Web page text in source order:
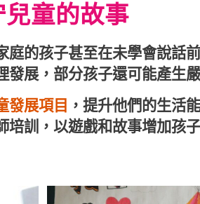
兒童的故事
的孩子甚至在未學會說話
展，部分孩子還可能產生
發展項目 ，提升他們的生活
訓，以遊戲和故事增加孩